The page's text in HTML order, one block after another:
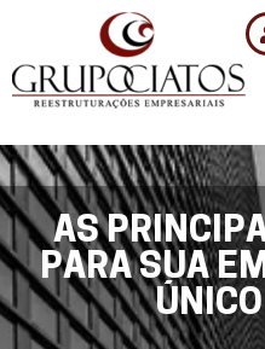
AS
PARA SUA